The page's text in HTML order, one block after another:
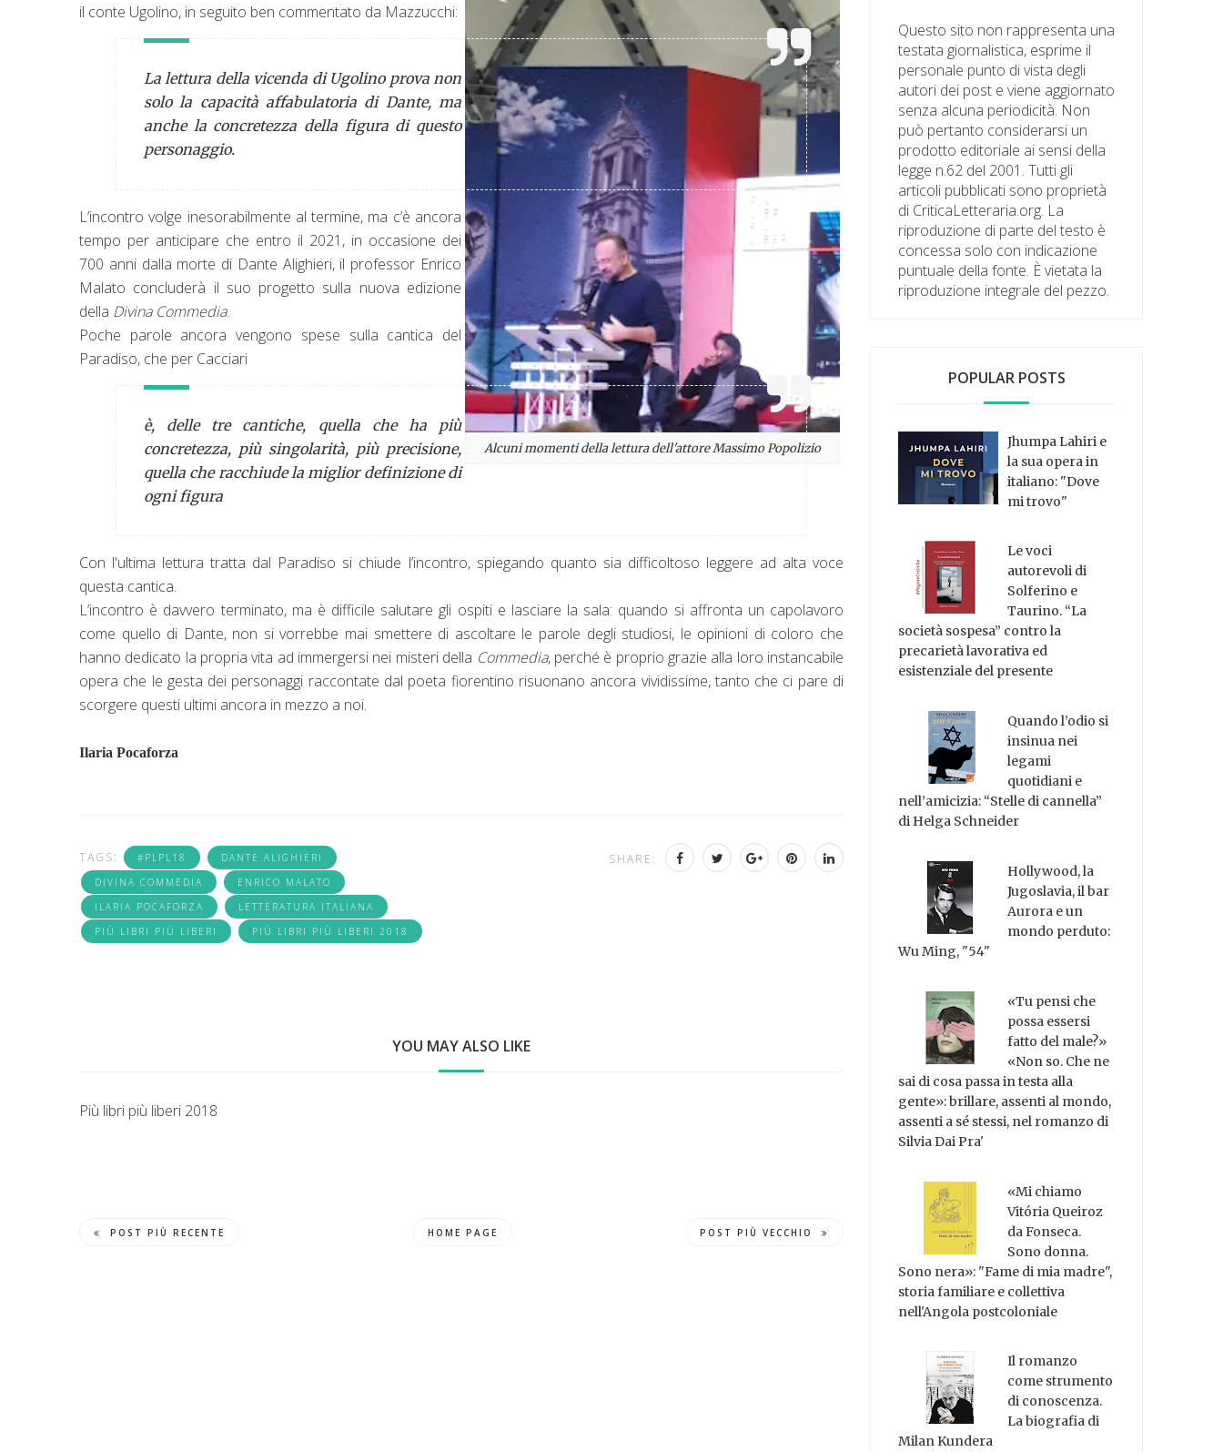
Alcuni momenti della lettura dell'attore Massimo Popolizio
il conte Ugolino, in seguito ben commentato da Mazzucchi:
La lettura della vicenda di Ugolino prova non
solo la capacità affabulatoria di Dante, ma
anche la concretezza della figura di questo
personaggio.
L’incontro volge inesorabilmente al termine, ma c’è ancora
tempo per anticipare che entro il 2021, in occasione dei
700 anni dalla morte di Dante Alighieri, il professor Enrico
Malato concluderà il suo progetto sulla nuova edizione
della Divina Commedia.
Poche parole ancora vengono spese sulla cantica del
Paradiso, che per Cacciari
è, delle tre cantiche, quella che ha più
concretezza, più singolarità, più precisione,
quella che racchiude la miglior definizione di
ogni figura
Con l'ultima lettura tratta dal Paradiso si chiude l’incontro, spiegando quanto sia difficoltoso leggere ad alta voce
questa cantica.
L’incontro è davvero terminato, ma è difficile salutare gli ospiti e lasciare la sala: quando si affronta un capolavoro
come quello di Dante, non si vorrebbe mai smettere di ascoltare le parole degli studiosi, le opinioni di coloro che
hanno dedicato la propria vita ad immergersi nei misteri della Commedia, perché è proprio grazie alla loro instancabile
opera che le gesta dei personaggi raccontate dal poeta fiorentino risuonano ancora vividissime, tanto che ci pare di
scorgere questi ultimi ancora in mezzo a noi.
Ilaria Pocaforza
TAGS: #PLPL18
DANTE ALIGHIERI
DIVINA COMMEDIA
ENRICO MALATO
ILARIA POCAFORZA
LETTERATURA ITALIANA
PIÙ LIBRI PIÙ LIBERI
PIÙ LIBRI PIÙ LIBERI 2018
SHARE:
YOU MAY ALSO LIKE
Più libri più liberi 2018
POST PIÙ RECENTE HOME PAGE POST PIÙ VECCHIO
Questo sito non rappresenta una
testata giornalistica, esprime il
personale punto di vista degli
autori dei post e viene aggiornato
senza alcuna periodicità. Non
può pertanto considerarsi un
prodotto editoriale ai sensi della
legge n.62 del 2001. Tutti gli
articoli pubblicati sono proprietà
di CriticaLetteraria.org. La
riproduzione di parte del testo è
concessa solo con indicazione
puntuale della fonte. È vietata la
riproduzione integrale del pezzo.
POPULAR POSTS
Jhumpa Lahiri e
la sua opera in
italiano: "Dove
mi trovo"
Le voci
autorevoli di
Solferino e
Taurino. “La
società sospesa” contro la
precarietà lavorativa ed
esistenziale del presente
Quando l’odio si
insinua nei
legami
quotidiani e
nell’amicizia: “Stelle di cannella”
di Helga Schneider
Hollywood, la
Jugoslavia, il bar
Aurora e un
mondo perduto:
Wu Ming, "54"
«Tu pensi che
possa essersi
fatto del male?»
«Non so. Che ne
sai di cosa passa in testa alla
gente»: brillare, assenti al mondo,
assenti a sé stessi, nel romanzo di
Silvia Dai Pra'
«Mi chiamo
Vitória Queiroz
da Fonseca.
Sono donna.
Sono nera»: "Fame di mia madre",
storia familiare e collettiva
nell'Angola postcoloniale
Il romanzo
come strumento
di conoscenza.
La biografia di
Milan Kundera